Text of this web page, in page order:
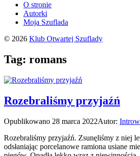
O stronie
Autorki
Moja Szuflada
© 2026 Klub Otwartej Szuflady
Tag: romans
Rozebraliśmy przyjaźń
Opublikowano 28 marca 2022Autor:
Rozebraliśmy przyjaźń. Zsunęliśmy z niej
odsłaniając porcelanowe ramiona usiane